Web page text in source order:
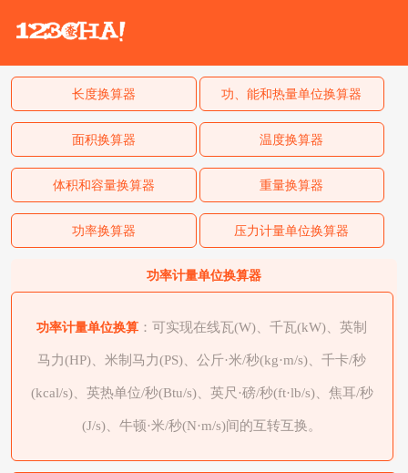
长度换算器 功、能和热量单位换算器
面积换算器 温度换算器
体积和容量换算器 重量换算器
功率换算器 压力计量单位换算器
功率计量单位换算器
功率计量单位换算 ：可实现在线瓦(W)、千瓦(kW)、英制
马力(HP)、米制马力(PS)、公斤·米/秒(kg·m/s)、千卡/秒
(kcal/s)、英热单位/秒(Btu/s)、英尺·磅/秒(ft·lb/s)、焦耳/秒
(J/s)、牛顿·米/秒(N·m/s)间的互转互换。